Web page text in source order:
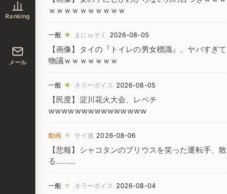
Ranking
メール
ｗｗｗｗｗｗｗｗｗｗ
一般 ★ まにゅそく 2026-08-05
【画像】タイの『トイレの男女標識』、ヤバすぎて
物議ｗｗｗｗｗｗｗ
一般 ★ ネラーボイス 2026-08-05
【民度】淀川花火大会、レベチ
wwwwwwwwwwwwwww
動画 ★ サイ速 2026-08-06
【悲報】シャコタンのプリウスを笑った運転手、散
る………
一般 ★ ネラーボイス 2026-08-04